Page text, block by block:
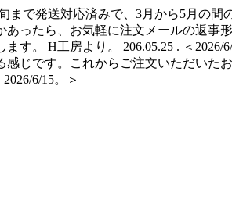
で発送対応済みで、3月から5月の
ったら、お気軽に注文メールの返事
す。 H工房より。 206.05.25 . ＜
じです。これからご注文いただいた
6/15。＞